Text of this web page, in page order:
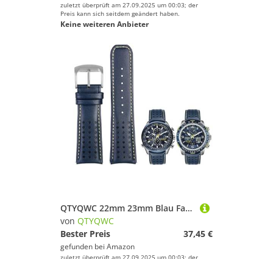
zuletzt überprüft am 27.09.2025 um 00:03; der
Preis kann sich seitdem geändert haben.
Keine weiteren Anbieter
QTYQWC 22mm 23mm Blau Farbe Echtes Leder Armband Armband Herren Armband Für Citizen AT8020-54L/JY8078 mit klapp Schnalle Armband
von QTYQWC
Bester Preis
37,45 €
gefunden bei Amazon
zuletzt überprüft am 27.09.2025 um 00:03; der